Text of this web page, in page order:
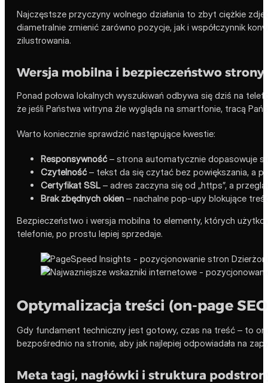
Najczęstsze przyczyny wolnego działania to zbyt ciężkie
diametralnie zmienić zarówno pozycje, jak i współczynnik
zilustrowania.
Wersja mobilna i bezpieczeństwo strony
Ponad połowa lokalnych wyszukiwań odbywa się dziś na
że jeśli Państwa witryna źle wygląda na smartfonie, tracą
Warto koniecznie sprawdzić następujące kwestie:
Responsywność– strona automatycznie dopasowuje
Czytelność– tekst da się czytać bez powiększania, a
Certyfikat SSL – adres zaczyna się od „https”, a
Brak zbędnych okien – nachalne pop-upy blokujące
Bezpieczeństwo i wersja mobilna to elementy, których
telefonie, po prostu lepiej sprzedaje.
Optymalizacja treści (on-page
Gdy fundament techniczny jest gotowy, czas na treść – to
bezpośrednio na stronie, aby jak najlepiej odpowiadała na
Meta tagi, nagłówki i struktura